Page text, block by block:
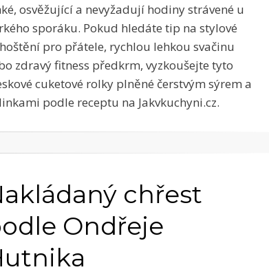
osvěžující a nevyžadují hodiny strávené u
sporáku. Pokud hledáte tip na stylové
pro přátele, rychlou lehkou svačinu
zdravý fitness předkrm, vyzkoušejte tyto
cuketové rolky plněné čerstvým sýrem a
podle receptu na Jakvkuchyni.cz.
chřest
Ondřeje